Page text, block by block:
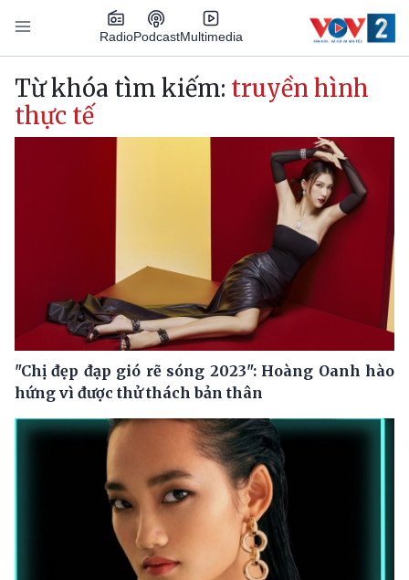
Nhảy đến nội dung
RadioPodcastMultimedia
Main navigation
Từ khóa tìm kiếm: truyền hình
thực tế
"Chị đẹp đạp gió rẽ sóng 2023": Hoàng Oanh hào
hứng vì được thử thách bản thân